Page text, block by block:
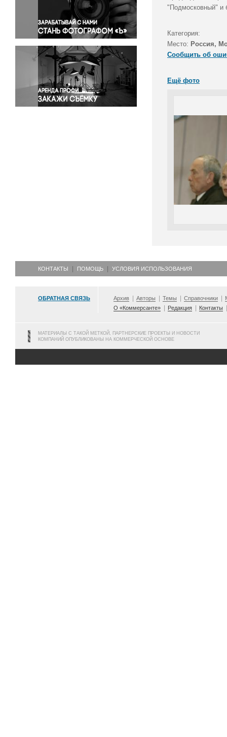
Правосудие
Происшествия и конфликты
Религия
Светская жизнь
Спорт
Экология
Экономика и бизнес
"Подмосковный" и
Категория:
Место: Россия,
Сообщить об
Ещё фото
КОНТАКТЫ ПОМОЩЬ УСЛОВИЯ ИСПОЛЬЗОВАНИЯ
ОБРАТНАЯ СВЯЗЬ Архив Авторы Темы Справочники
О «Коммерсанте»
Редакция Контакты
МАТЕРИАЛЫ С ТАКОЙ МЕТКОЙ, ПАРТНЕРСКИЕ ПРОЕКТЫ И НОВОСТИ
КОМПАНИЙ ОПУБЛИКОВАНЫ НА КОММЕРЧЕСКОЙ ОСНОВЕ